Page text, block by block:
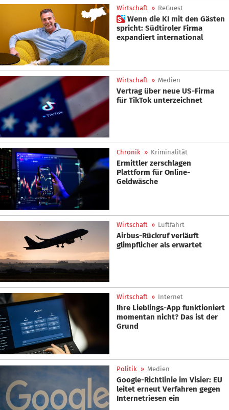
Wirtschaft » ReGuest
 Wenn die KI mit den Gästen
spricht: Südtiroler Firma
expandiert international
Wirtschaft » Medien
Vertrag über neue US-Firma
für TikTok unterzeichnet
Chronik » Kriminalität
Ermittler zerschlagen
Plattform für Online-
Geldwäsche
Wirtschaft » Luftfahrt
Airbus-Rückruf verläuft
glimpflicher als erwartet
Wirtschaft » Internet
Ihre Lieblings-App funktioniert
momentan nicht? Das ist der
Grund
Politik » Medien
Google-Richtlinie im Visier: EU
leitet erneut Verfahren gegen
Internetriesen ein